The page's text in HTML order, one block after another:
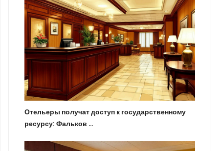
Отельеры получат доступ к государственному
ресурсу: Фальков …